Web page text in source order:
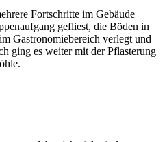
Fortschritte im Gebäude
gefliest, die Böden in
Gastronomiebereich verlegt und
ging es weiter mit der Pflasterung